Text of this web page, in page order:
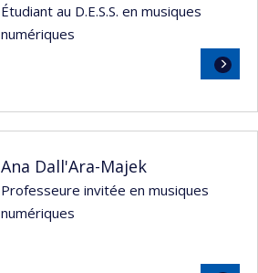
Étudiant au D.E.S.S. en musiques
numériques
Lire
la
suite
Ana Dall'Ara-Majek
Professeure invitée en musiques
numériques